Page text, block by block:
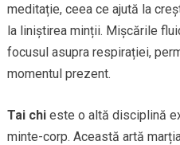
meditație, ceea ce ajută la
la liniștirea minții. Mișcările
focusul asupra respirației,
momentul prezent.
Tai chieste o altă disciplină
minte-corp. Această artă